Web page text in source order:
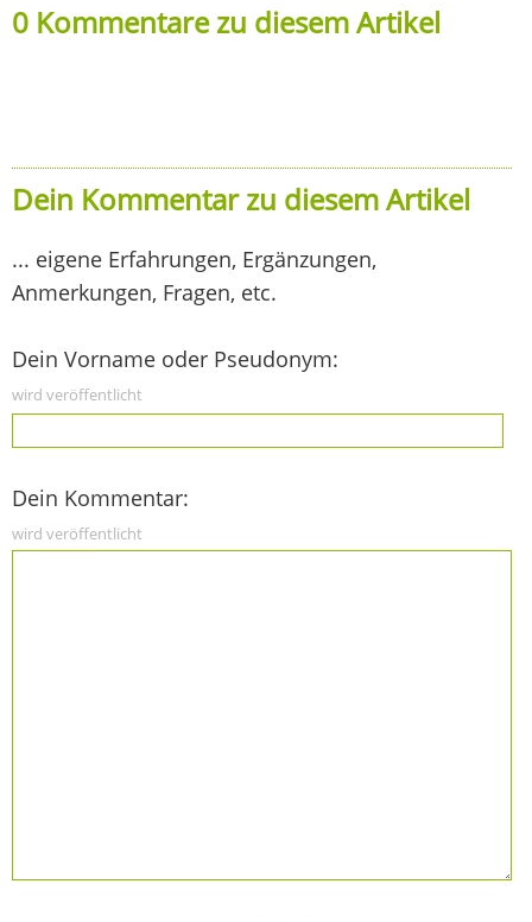
0 Kommentare zu diesem Artikel
Dein Kommentar zu diesem Artikel
... eigene Erfahrungen, Ergänzungen,
Anmerkungen, Fragen, etc.
Dein Vorname oder Pseudonym:
wird veröffentlicht
Dein Kommentar:
wird veröffentlicht